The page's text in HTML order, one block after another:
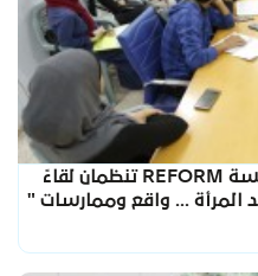
بيت الصحافة بالشراكة مع مؤسسة REFORM تنظمان لقاءً
المرأة ... واقع وممارسات "